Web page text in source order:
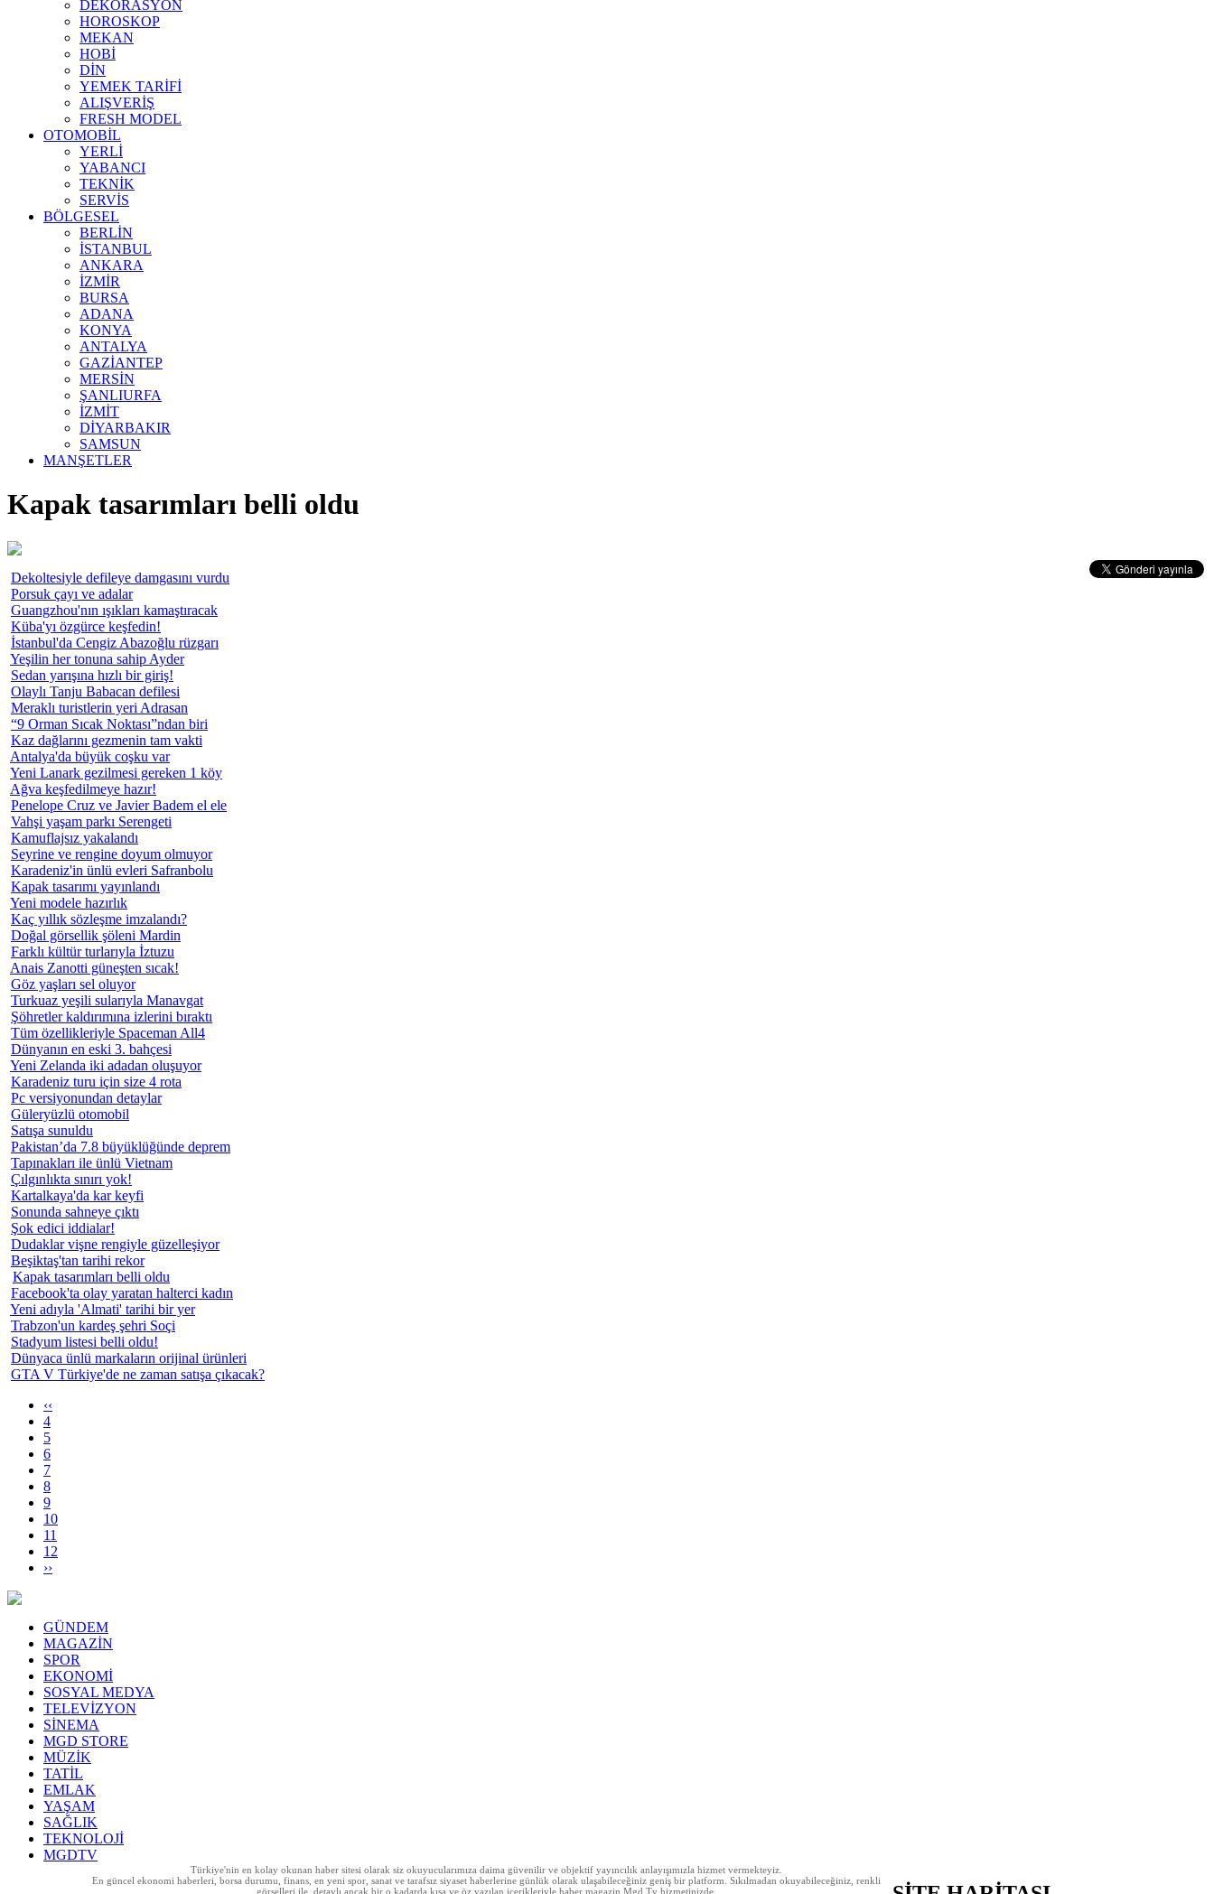
DEKORASYON
HOROSKOP
MEKAN
HOBİ
DİN
YEMEK TARİFİ
ALIŞVERİŞ
FRESH MODEL
OTOMOBİL
YERLİ
YABANCI
TEKNİK
SERVİS
BÖLGESEL
BERLİN
İSTANBUL
ANKARA
İZMİR
BURSA
ADANA
KONYA
ANTALYA
GAZİANTEP
MERSİN
ŞANLIURFA
İZMİT
DİYARBAKIR
SAMSUN
MANŞETLER
Kapak tasarımları belli oldu
Dekoltesiyle defileye damgasını vurdu
Porsuk çayı ve adalar
Guangzhou'nın ışıkları kamaştıracak
Küba'yı özgürce keşfedin!
İstanbul'da Cengiz Abazoğlu rüzgarı
Yeşilin her tonuna sahip Ayder
Sedan yarışına hızlı bir giriş!
Olaylı Tanju Babacan defilesi
Meraklı turistlerin yeri Adrasan
“9 Orman Sıcak Noktası”ndan biri
Kaz dağlarını gezmenin tam vakti
Antalya'da büyük coşku var
Yeni Lanark gezilmesi gereken 1 köy
Ağva keşfedilmeye hazır!
Penelope Cruz ve Javier Badem el ele
Vahşi yaşam parkı Serengeti
Kamuflajsız yakalandı
Seyrine ve rengine doyum olmuyor
Karadeniz'in ünlü evleri Safranbolu
Kapak tasarımı yayınlandı
Yeni modele hazırlık
Kaç yıllık sözleşme imzalandı?
Doğal görsellik şöleni Mardin
Farklı kültür turlarıyla İztuzu
Anais Zanotti güneşten sıcak!
Göz yaşları sel oluyor
Turkuaz yeşili sularıyla Manavgat
Şöhretler kaldırımına izlerini bıraktı
Tüm özellikleriyle Spaceman All4
Dünyanın en eski 3. bahçesi
Yeni Zelanda iki adadan oluşuyor
Karadeniz turu için size 4 rota
Pc versiyonundan detaylar
Güleryüzlü otomobil
Satışa sunuldu
Pakistan’da 7.8 büyüklüğünde deprem
Tapınakları ile ünlü Vietnam
Çılgınlıkta sınırı yok!
Kartalkaya'da kar keyfi
Sonunda sahneye çıktı
Şok edici iddialar!
Dudaklar vişne rengiyle güzelleşiyor
Beşiktaş'tan tarihi rekor
Kapak tasarımları belli oldu
Facebook'ta olay yaratan halterci kadın
Yeni adıyla 'Almati' tarihi bir yer
Trabzon'un kardeş şehri Soçi
Stadyum listesi belli oldu!
Dünyaca ünlü markaların orijinal ürünleri
GTA V Türkiye'de ne zaman satışa çıkacak?
‹‹
4
5
6
7
8
9
10
11
12
››
GÜNDEM
MAGAZİN
SPOR
EKONOMİ
SOSYAL MEDYA
TELEVİZYON
SİNEMA
MGD STORE
MÜZİK
TATİL
EMLAK
YAŞAM
SAĞLIK
TEKNOLOJİ
MGDTV
Türkiye'nin en kolay okunan haber sitesi olarak siz okuyucularımıza daima güvenilir ve objektif yayıncılık anlayışımızla hizmet vermekteyiz.
En güncel ekonomi haberleri, borsa durumu, finans, en yeni spor, sanat ve tarafsız siyaset haberlerine günlük olarak ulaşabileceğiniz geniş bir platform. Sıkılmadan okuyabileceğiniz, renkli
görselleri ile, detaylı ancak bir o kadarda kısa ve öz yazılan içerikleriyle haber magazin Mgd Tv hizmetinizde.